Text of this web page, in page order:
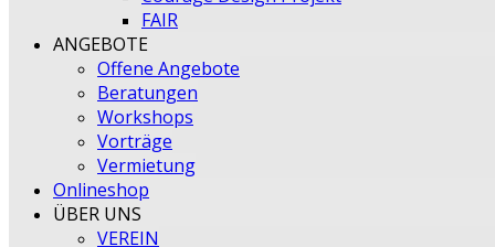
FAIR
ANGEBOTE
Offene Angebote
Beratungen
Workshops
Vorträge
Vermietung
Onlineshop
ÜBER UNS
VEREIN